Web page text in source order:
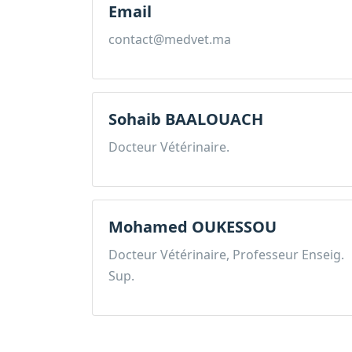
Email
contact@medvet.ma
Sohaib BAALOUACH
Docteur Vétérinaire.
Mohamed OUKESSOU
Docteur Vétérinaire, Professeur Enseig.
Sup.